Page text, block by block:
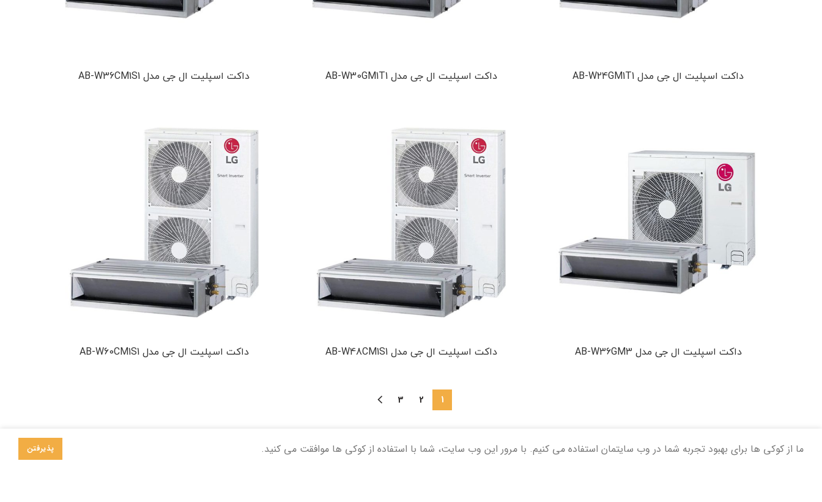
داکت اسپلیت ال جی مدل AB-W24GM1T1 داکت اسپلیت ال جی مدل AB-W30GM1T1 داکت اسپلیت ال جی مدل AB-W36CM1S1
داکت اسپلیت ال جی مدل AB-W36GM3 داکت اسپلیت ال جی مدل AB-W48CM1S1 داکت اسپلیت ال جی مدل AB-W60CM1S1
1
2
3
ما از کوکی ها برای بهبود تجربه شما در وب سایتمان استفاده می کنیم. با مرور این وب سایت، شما با استفاده از کوکی ها موافقت می کنید. پذیرفتن